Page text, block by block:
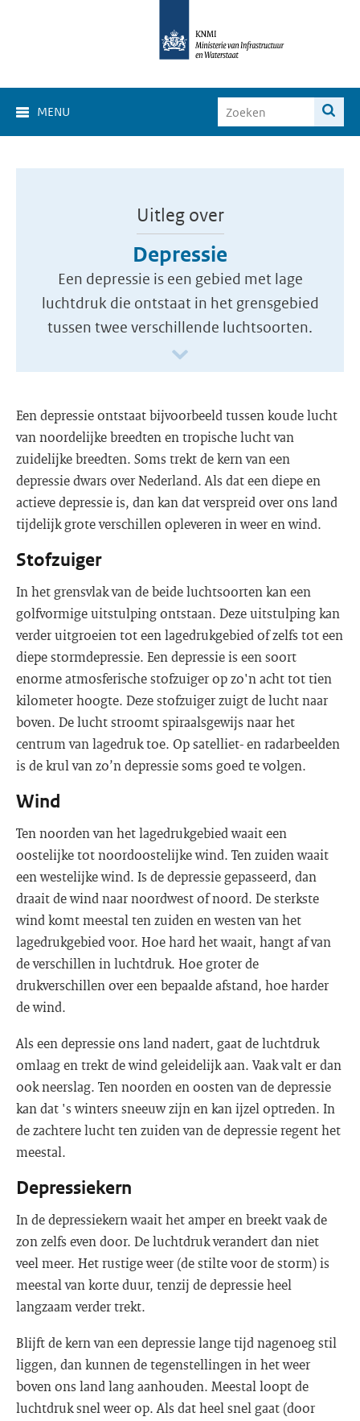
MENU
Uitleg over
Depressie
Een depressie is een gebied met lage
luchtdruk die ontstaat in het grensgebied
tussen twee verschillende luchtsoorten.
Een depressie ontstaat bijvoorbeeld tussen koude lucht
van noordelijke breedten en tropische lucht van
zuidelijke breedten. Soms trekt de kern van een
depressie dwars over Nederland. Als dat een diepe en
actieve depressie is, dan kan dat verspreid over ons land
tijdelijk grote verschillen opleveren in weer en wind.
Stofzuiger
In het grensvlak van de beide luchtsoorten kan een
golfvormige uitstulping ontstaan. Deze uitstulping kan
verder uitgroeien tot een lagedrukgebied of zelfs tot een
diepe stormdepressie. Een depressie is een soort
enorme atmosferische stofzuiger op zo'n acht tot tien
kilometer hoogte. Deze stofzuiger zuigt de lucht naar
boven. De lucht stroomt spiraalsgewijs naar het
centrum van lagedruk toe. Op satelliet- en radarbeelden
is de krul van zo’n depressie soms goed te volgen.
Wind
Ten noorden van het lagedrukgebied waait een
oostelijke tot noordoostelijke wind. Ten zuiden waait
een westelijke wind. Is de depressie gepasseerd, dan
draait de wind naar noordwest of noord. De sterkste
wind komt meestal ten zuiden en westen van het
lagedrukgebied voor. Hoe hard het waait, hangt af van
de verschillen in luchtdruk. Hoe groter de
drukverschillen over een bepaalde afstand, hoe harder
de wind.
Als een depressie ons land nadert, gaat de luchtdruk
omlaag en trekt de wind geleidelijk aan. Vaak valt er dan
ook neerslag. Ten noorden en oosten van de depressie
kan dat 's winters sneeuw zijn en kan ijzel optreden. In
de zachtere lucht ten zuiden van de depressie regent het
meestal.
Depressiekern
In de depressiekern waait het amper en breekt vaak de
zon zelfs even door. De luchtdruk verandert dan niet
veel meer. Het rustige weer (de stilte voor de storm) is
meestal van korte duur, tenzij de depressie heel
langzaam verder trekt.
Blijft de kern van een depressie lange tijd nagenoeg stil
liggen, dan kunnen de tegenstellingen in het weer
boven ons land lang aanhouden. Meestal loopt de
luchtdruk snel weer op. Als dat heel snel gaat (door